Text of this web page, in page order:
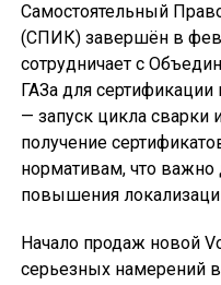
Самостоятельный
(СПИК) завершён в
сотрудничает с
ГАЗа для сертификации
— запуск цикла сварки
получение
нормативам, что
повышения
Начало продаж новой
серьезных намерений